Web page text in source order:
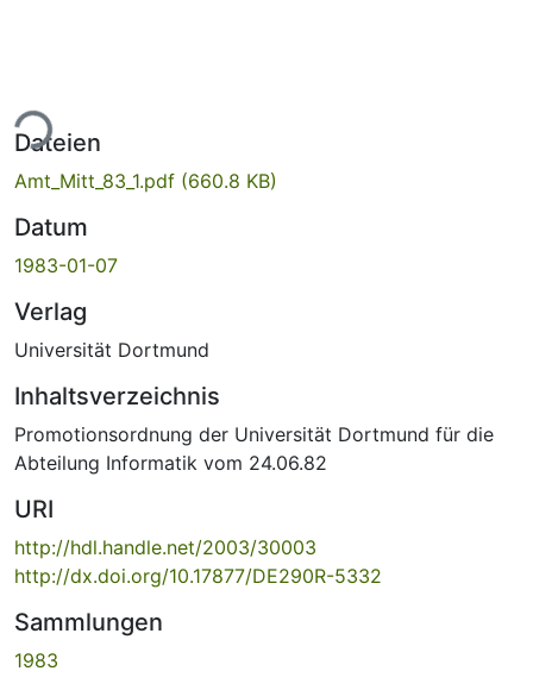
Dateien
Amt_Mitt_83_1.pdf (660.8 KB)
Datum
1983-01-07
Verlag
Universität Dortmund
Inhaltsverzeichnis
Promotionsordnung der Universität Dortmund für die
Abteilung Informatik vom 24.06.82
URI
http://hdl.handle.net/2003/30003
http://dx.doi.org/10.17877/DE290R-5332
Sammlungen
1983